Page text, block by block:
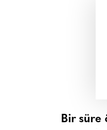
Bir süre